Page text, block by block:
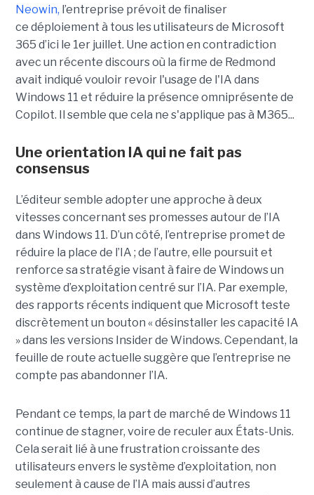
Neowin, l’entreprise prévoit de finaliser
ce déploiement à tous les utilisateurs de Microsoft
365 d’ici le 1er juillet. Une action en contradiction
avec un récente discours où la firme de Redmond
avait indiqué vouloir revoir l'usage de l'IA dans
Windows 11 et réduire la présence omniprésente de
Copilot. Il semble que cela ne s'applique pas à M365...
Une orientation IA qui ne fait pas
consensus
L’éditeur semble adopter une approche à deux
vitesses concernant ses promesses autour de l’IA
dans Windows 11. D’un côté, l’entreprise promet de
réduire la place de l’IA ; de l’autre, elle poursuit et
renforce sa stratégie visant à faire de Windows un
système d’exploitation centré sur l’IA. Par exemple,
des rapports récents indiquent que Microsoft teste
discrètement un bouton « désinstaller les capacité IA
» dans les versions Insider de Windows. Cependant, la
feuille de route actuelle suggère que l’entreprise ne
compte pas abandonner l’IA.
Pendant ce temps, la part de marché de Windows 11
continue de stagner, voire de reculer aux États-Unis.
Cela serait lié à une frustration croissante des
utilisateurs envers le système d’exploitation, non
seulement à cause de l’IA mais aussi d’autres